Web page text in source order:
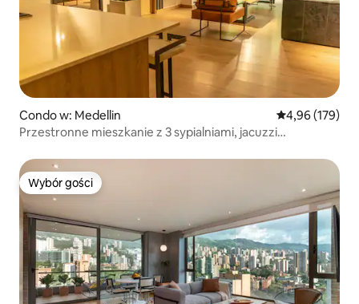
Condo w: Medellin Średnia
4,96 (179)
Przestronne mieszkanie z 3 sypialniami, jacuzzi
Wybór gości
Wybór gości